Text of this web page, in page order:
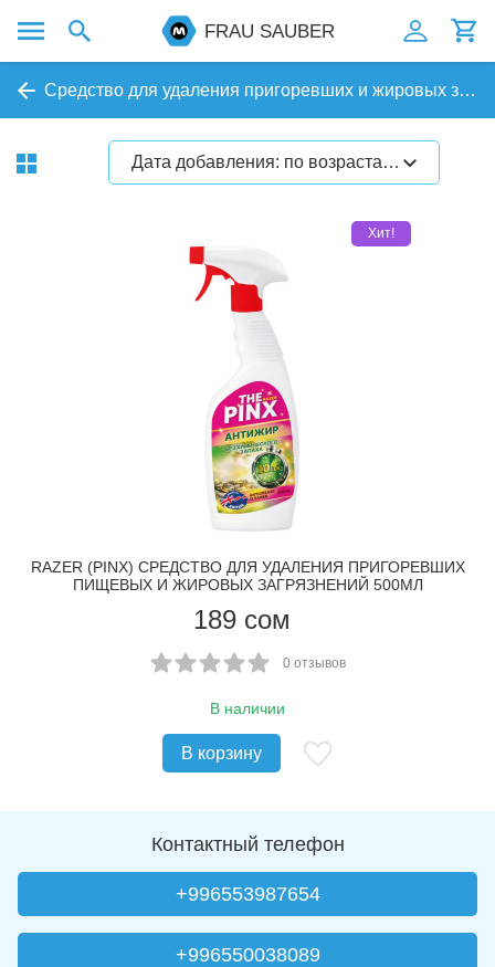
FRAU SAUBER
Средство для удаления пригоревших и жировых загрязнений для духовок
Дата добавления: по возрастанию
Хит!
RAZER (PINX) CРЕДСТВО ДЛЯ УДАЛЕНИЯ ПРИГОРЕВШИХ
ПИЩЕВЫХ И ЖИРОВЫХ ЗАГРЯЗНЕНИЙ 500МЛ
189 сом
0 отзывов
В наличии
В корзину
Контактный телефон
+996553987654
+996550038089